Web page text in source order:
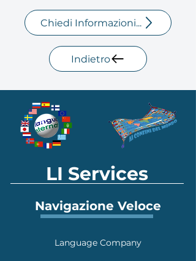
Chiedi Informazioni...
Indietro
LI Services
Navigazione Veloce
Language Company